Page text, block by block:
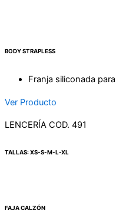
BODY STRAPLESS
Franja siliconada
Ver Producto
LENCERÍA COD. 491
TALLAS: XS-S-M-L-XL
FAJA CALZÓN